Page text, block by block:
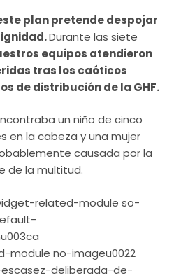
plan pretende despojar
Durante las siete
equipos atendieron
tras los caóticos
de distribución de la GHF.
un niño de cinco
en la cabeza y una mujer
causada por la
de la multitud.
related-module so-
module no-imageu0022
deliberada-de-